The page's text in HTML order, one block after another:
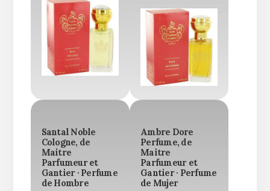
Santal Noble
Cologne, de
Maitre
Parfumeur et
Gantier · Perfume
de Hombre
Ambre Dore
Perfume, de
Maitre
Parfumeur et
Gantier · Perfume
de Mujer